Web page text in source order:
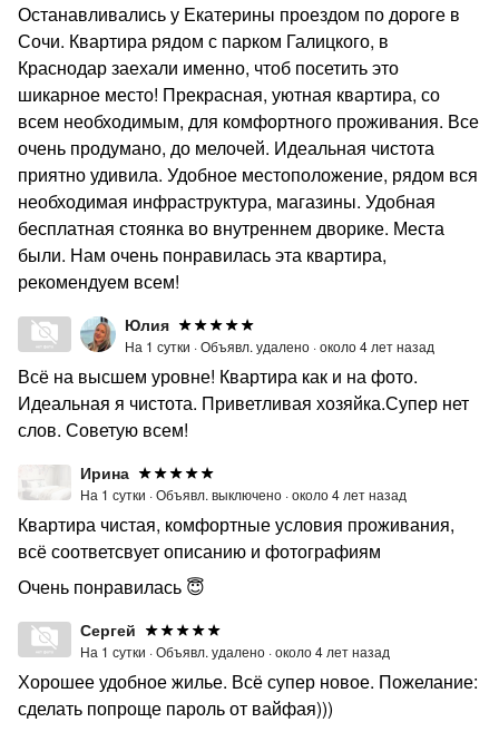
Останавливались у Екатерины проездом по дороге в
Сочи. Квартира рядом с парком Галицкого, в
Краснодар заехали именно, чтоб посетить это
шикарное место! Прекрасная, уютная квартира, со
всем необходимым, для комфортного проживания. Все
очень продумано, до мелочей. Идеальная чистота
приятно удивила. Удобное местоположение, рядом вся
необходимая инфраструктура, магазины. Удобная
бесплатная стоянка во внутреннем дворике. Места
были. Нам очень понравилась эта квартира,
рекомендуем всем!
Юлия
На 1 сутки ·Объявл. удалено ·около 4 лет назад
Всё на высшем уровне! Квартира как и на фото.
Идеальная я чистота. Приветливая хозяйка.Супер нет
слов. Советую всем!
Ирина
На 1 сутки ·Объявл. выключено ·около 4 лет назад
Квартира чистая, комфортные условия проживания,
всё соответсвует описанию и фотографиям
Очень понравилась 😇
Сергей
На 1 сутки ·Объявл. удалено ·около 4 лет назад
Хорошее удобное жилье. Всё супер новое. Пожелание:
сделать попроще пароль от вайфая)))